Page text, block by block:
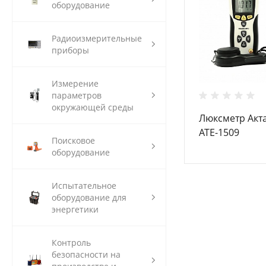
оборудование
Радиоизмерительные
приборы
Измерение
параметров
окружающей среды
Поисковое
оборудование
Испытательное
оборудование для
энергетики
Контроль
безопасности на
Люксметр
АТЕ-1509